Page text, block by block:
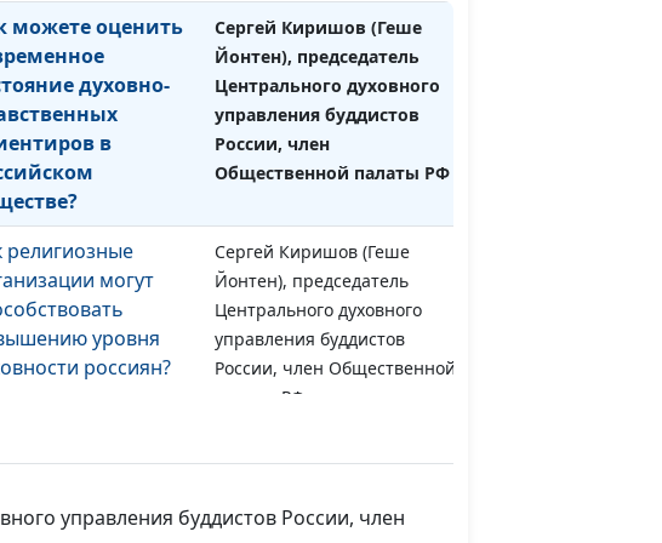
можете оценить
духовно-
в
Сергей Киришов (Геше
Йонтен), председатель
Центрального духовного
управления буддистов
России, член
Общественной палаты РФ
религиозные
могут
уровня
россиян?
Сергей Киришов (Геше
Йонтен), председатель
Центрального духовного
управления буддистов
России, член Общественной
палаты РФ
«Источник жизни»
управления буддистов России, член